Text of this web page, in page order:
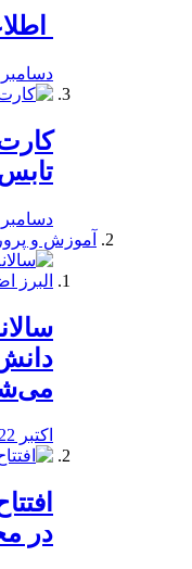
دسامبر 25, 2019
دسامبر 25, 2019
آموزش و
اکتبر 22, 2019
در